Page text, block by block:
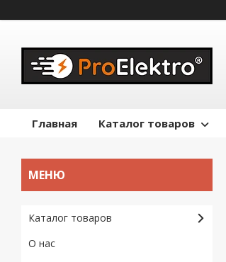
Главная Каталог товаров
Каталог товаров
О нас